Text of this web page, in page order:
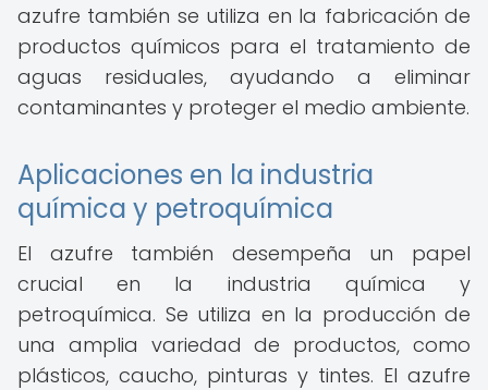
azufre también se utiliza en la fabricación de
productos químicos para el tratamiento de
aguas residuales, ayudando a eliminar
contaminantes y proteger el medio ambiente.
Aplicaciones en la industria
química y petroquímica
El azufre también desempeña un papel
crucial en la industria química y
petroquímica. Se utiliza en la producción de
una amplia variedad de productos, como
plásticos, caucho, pinturas y tintes. El azufre